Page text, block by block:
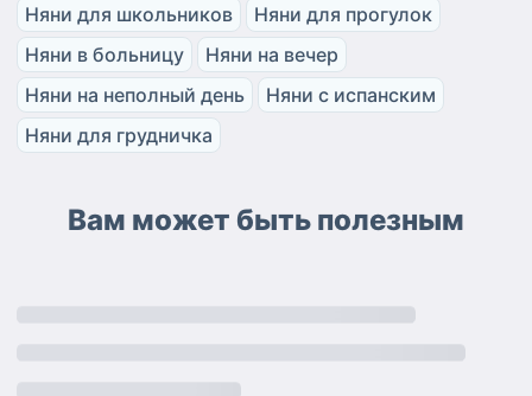
Няни для школьников
Няни для прогулок
Няни в больницу
Няни на вечер
Няни на неполный день
Няни с испанским
Няни для грудничка
Вам может быть полезным